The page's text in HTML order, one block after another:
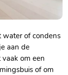
water of condens
aan de
om een
of om